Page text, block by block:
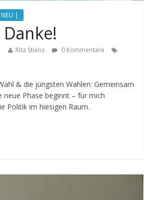
|
Rita Stiens
0 Kommentare
& die jüngsten Wahlen: Gemeinsam
neue Phase beginnt – für mich
Politik im hiesigen Raum.